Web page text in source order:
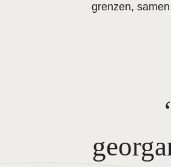
grenzen,